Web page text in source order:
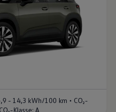
- 14,3 kWh/100 km • CO₂-
CO₂-Klasse: A